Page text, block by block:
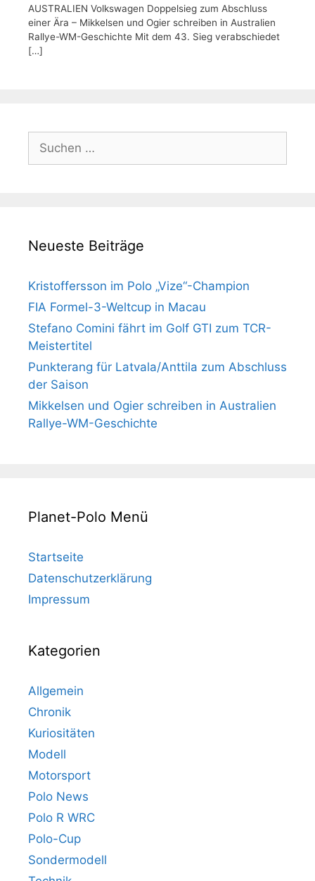
AUSTRALIEN Volkswagen Doppelsieg zum Abschluss
einer Ära – Mikkelsen und Ogier schreiben in Australien
Rallye-WM-Geschichte Mit dem 43. Sieg verabschiedet
[…]
Suchen
nach:
Neueste Beiträge
Kristoffersson im Polo „Vize“-Champion
FIA Formel-3-Weltcup in Macau
Stefano Comini fährt im Golf GTI zum TCR-
Meistertitel
Punkterang für Latvala/Anttila zum Abschluss
der Saison
Mikkelsen und Ogier schreiben in Australien
Rallye-WM-Geschichte
Planet-Polo Menü
Startseite
Datenschutzerklärung
Impressum
Kategorien
Allgemein
Chronik
Kuriositäten
Modell
Motorsport
Polo News
Polo R WRC
Polo-Cup
Sondermodell